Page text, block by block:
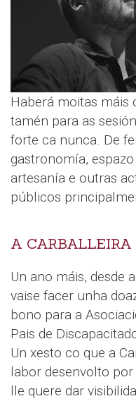
Haberá moitas máis
tamén para as
forte ca nunca. De
gastronomía,
artesanía e outras
públicos
A CARBALLEIRA
Un ano máis, desde
vaise facer unha
bono para a
Pais de
Un xesto co que a
labor desenvolto
lle quere dar